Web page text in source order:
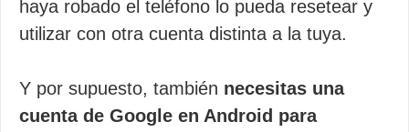
haya robado el teléfono lo pueda resetear y
utilizar con otra cuenta distinta a la tuya.
Y por supuesto, también necesitas una
cuenta de Google en Android para